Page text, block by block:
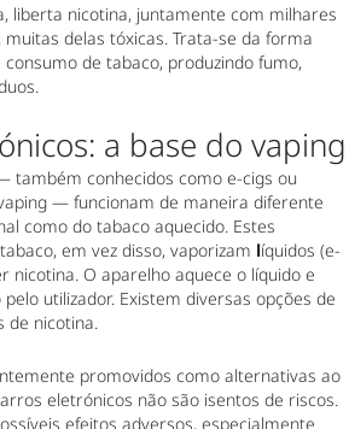
liberta nicotina, juntamente com milhares
delas tóxicas. Trata-se da forma
de tabaco, produzindo fumo,
a base do vaping
também conhecidos como e-cigs ou
— funcionam de maneira diferente
como do tabaco aquecido. Estes
em vez disso, vaporizam líquidos (e-
nicotina. O aparelho aquece o líquido e
utilizador. Existem diversas opções de
nicotina.
promovidos como alternativas ao
eletrónicos não são isentos de riscos.
efeitos adversos, especialmente